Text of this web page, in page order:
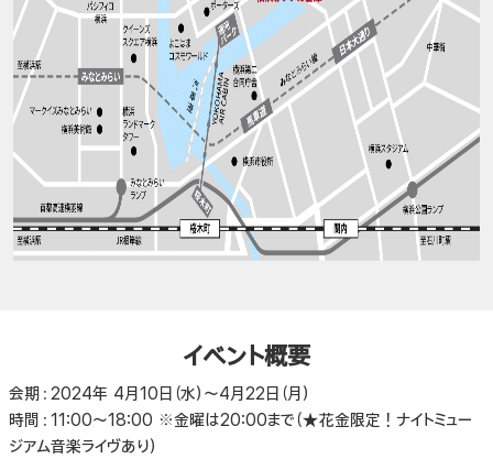
イベント概要
会期：2024年 4月10日（水）〜4月22日（月）
時間：11:00〜18:00 ※金曜は20:00まで（★花金限定！ナイトミュー
ジアム音楽ライヴあり）